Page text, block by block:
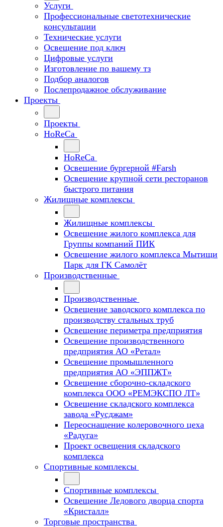
Услуги
Профессиональные светотехнические
консультации
Технические услуги
Освещение под ключ
Цифровые услуги
Изготовление по вашему тз
Подбор аналогов
Послепродажное обслуживание
Проекты
Проекты
HoReCa
HoReCa
Освещение бургерной #Farsh
Освещение крупной сети ресторанов
быстрого питания
Жилищные комплексы
Жилищные комплексы
Освещение жилого комплекса для
Группы компаний ПИК
Освещение жилого комплекса Мытищи
Парк для ГК Самолёт
Производственные
Производственные
Освещение заводского комплекса по
производству стальных труб
Освещение периметра предприятия
Освещение производственного
предприятия АО «Ретал»
Освещение промышленного
предприятия АО «ЭППЖТ»
Освещение сборочно-складского
комплекса ООО «РЕМЭКСПО ЛТ»
Освещение складского комплекса
завода «Русджам»
Переоснащение колеровочного цеха
«Радуга»
Проект освещения складского
комплекса
Спортивные комплексы
Спортивные комплексы
Освещение Ледового дворца спорта
«Кристалл»
Торговые пространства